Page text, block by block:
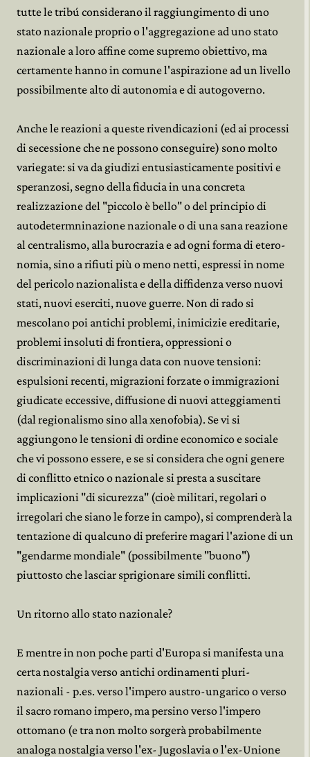
tutte le tribú considerano il raggiungimento di uno
stato nazionale proprio o l'aggregazione ad uno stato
nazionale a loro affine come supremo obiettivo, ma
certamente hanno in comune l'aspirazione ad un livello
possibilmente alto di autonomia e di autogoverno.
Anche le reazioni a queste rivendicazioni (ed ai processi
di secessione che ne possono conseguire) sono molto
variegate: si va da giudizi entusiasticamente positivi e
speranzosi, segno della fiducia in una concreta
realizzazione del "piccolo è bello" o del principio di
autodetermninazione nazionale o di una sana reazione
al centralismo, alla burocrazia e ad ogni forma di etero-
nomia, sino a rifiuti più o meno netti, espressi in nome
del pericolo nazionalista e della diffidenza verso nuovi
stati, nuovi eserciti, nuove guerre. Non di rado si
mescolano poi antichi problemi, inimicizie ereditarie,
problemi insoluti di frontiera, oppressioni o
discriminazioni di lunga data con nuove tensioni:
espulsioni recenti, migrazioni forzate o immigrazioni
giudicate eccessive, diffusione di nuovi atteggiamenti
(dal regionalismo sino alla xenofobia). Se vi si
aggiungono le tensioni di ordine economico e sociale
che vi possono essere, e se si considera che ogni genere
di conflitto etnico o nazionale si presta a suscitare
implicazioni "di sicurezza" (cioè militari, regolari o
irregolari che siano le forze in campo), si comprenderà la
tentazione di qualcuno di preferire magari l'azione di un
"gendarme mondiale" (possibilmente "buono")
piuttosto che lasciar sprigionare simili conflitti.
Un ritorno allo stato nazionale?
E mentre in non poche parti d'Europa si manifesta una
certa nostalgia verso antichi ordinamenti pluri-
nazionali - p.es. verso l'impero austro-ungarico o verso
il sacro romano impero, ma persino verso l'impero
ottomano (e tra non molto sorgerà probabilmente
analoga nostalgia verso l'ex- Jugoslavia o l'ex-Unione